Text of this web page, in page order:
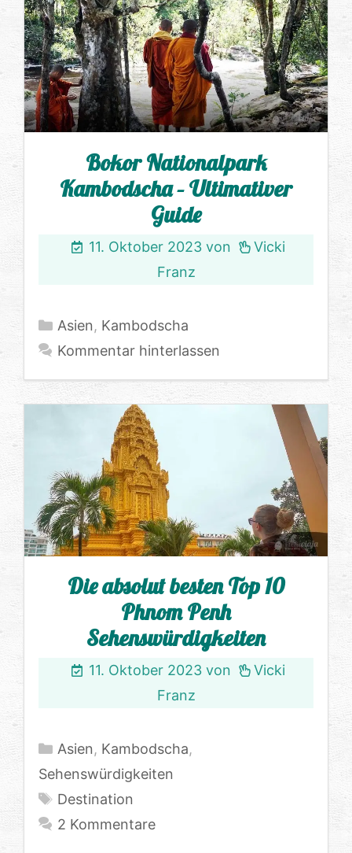
Bokor Nationalpark
Kambodscha – Ultimativer
Guide
11. Oktober 2023 von
Vicki
Franz
Kategorien
Asien, Kambodscha
Kommentar hinterlassen
Die absolut besten Top 10
Phnom Penh
Sehenswürdigkeiten
11. Oktober 2023 von
Vicki
Franz
Kategorien
Asien, Kambodscha,
Sehenswürdigkeiten
Schlagwörter
Destination
2 Kommentare